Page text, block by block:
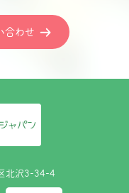
合わせ
北沢3-34-4